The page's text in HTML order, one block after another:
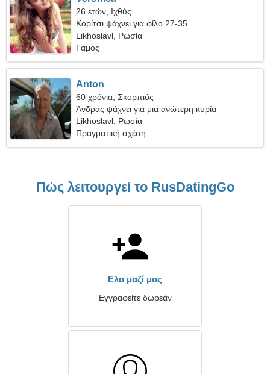
26 ετών, Ιχθύς
Κορίτσι ψάχνει για φίλο 27-35
Likhoslavl, Ρωσία
Γάμος
Anton
60 χρόνια, Σκορπιός
Άνδρας ψάχνει για μια ανώτερη κυρία
Likhoslavl, Ρωσία
Πραγματική σχέση
Πώς λειτουργεί το RusDatingGo
Ελα μαζί μας
Εγγραφείτε δωρεάν